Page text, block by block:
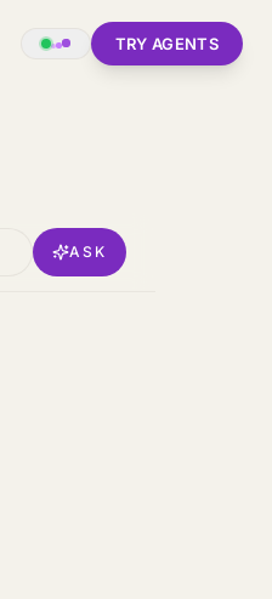
TRY AGENTS
ASK